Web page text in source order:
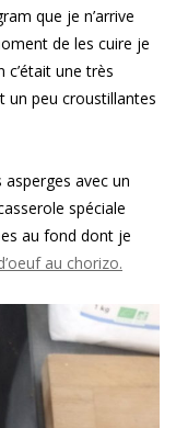
que je n’arrive
de les cuire je
c’était une très
un peu croustillantes
asperges avec un
spéciale
au fond dont je
au chorizo.